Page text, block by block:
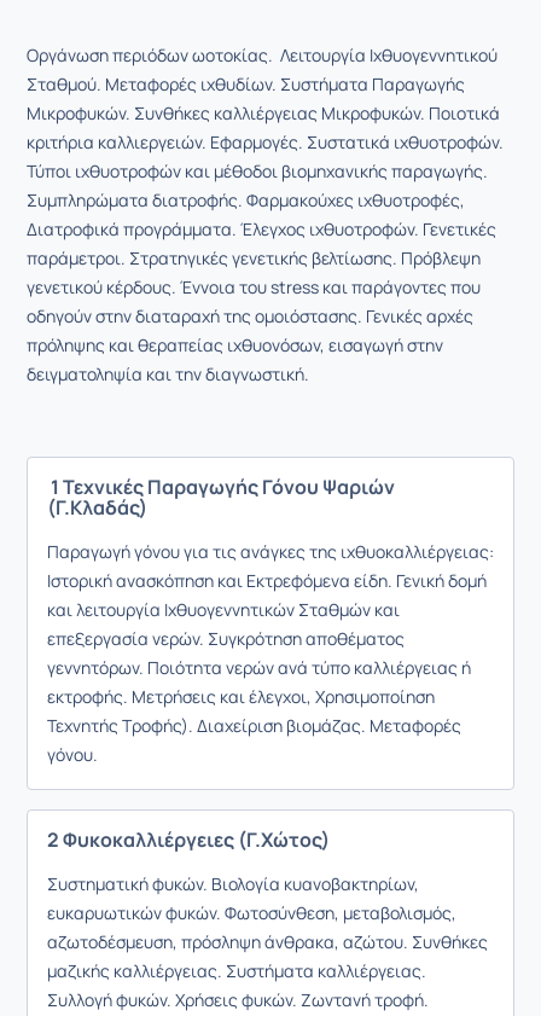
Οργάνωση περιόδων ωοτοκίας. Λειτουργία Ιχθυογεννητικού
Σταθμού. Μεταφορές ιχθυδίων. Συστήματα Παραγωγής
Μικροφυκών. Συνθήκες καλλιέργειας Μικροφυκών. Ποιοτικά
κριτήρια καλλιεργειών. Εφαρμογές. Συστατικά ιχθυοτροφών.
Τύποι ιχθυοτροφών και μέθοδοι βιομηχανικής παραγωγής.
Συμπληρώματα διατροφής. Φαρμακούχες ιχθυοτροφές,
Διατροφικά προγράμματα. Έλεγχος ιχθυοτροφών. Γενετικές
παράμετροι. Στρατηγικές γενετικής βελτίωσης. Πρόβλεψη
γενετικού κέρδους. Έννοια του stress και παράγοντες που
οδηγούν στην διαταραχή της ομοιόστασης. Γενικές αρχές
πρόληψης και θεραπείας ιχθυονόσων, εισαγωγή στην
δειγματοληψία και την διαγνωστική.
1 Τεχνικές Παραγωγής Γόνου Ψαριών
(Γ.Κλαδάς)
Παραγωγή γόνου για τις ανάγκες της ιχθυοκαλλιέργειας:
Ιστορική ανασκόπηση και Εκτρεφόμενα είδη. Γενική δομή
και λειτουργία Ιχθυογεννητικών Σταθμών και
επεξεργασία νερών. Συγκρότηση αποθέματος
γεννητόρων. Ποιότητα νερών ανά τύπο καλλιέργειας ή
εκτροφής. Μετρήσεις και έλεγχοι, Χρησιμοποίηση
Τεχνητής Τροφής). Διαχείριση βιομάζας. Μεταφορές
γόνου.
2 Φυκοκαλλιέργειες (Γ.Χώτος)
Συστηματική φυκών. Βιολογία κυανοβακτηρίων,
ευκαρυωτικών φυκών. Φωτοσύνθεση, μεταβολισμός,
αζωτοδέσμευση, πρόσληψη άνθρακα, αζώτου. Συνθήκες
μαζικής καλλιέργειας. Συστήματα καλλιέργειας.
Συλλογή φυκών. Χρήσεις φυκών. Ζωντανή τροφή.